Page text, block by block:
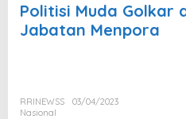
Politisi Muda Golkar
Jabatan Menpora
RRINEWSS
03/04/2023
Nasional